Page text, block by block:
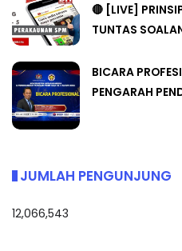
🔴 [LIVE]
TUNTAS
BICARA
PENGARAH
JUMLAH PENGUNJUNG
12,066,543